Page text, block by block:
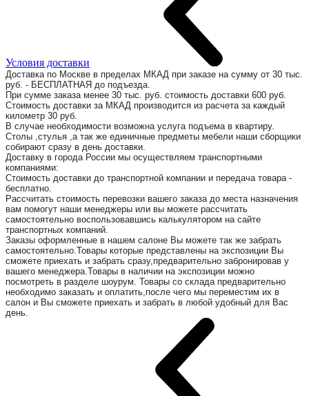
Условия доставки
Доставка по Москве в пределах МКАД при заказе на сумму от 30 тыс.
руб. - БЕСПЛАТНАЯ до подъезда.
При сумме заказа менее 30 тыс. руб. стоимость доставки 600 руб.
Стоимость доставки за МКАД производится из расчета за каждый
километр 30 руб.
В случае необходимости возможна услуга подъема в квартиру.
Столы ,стулья ,а так же единичные предметы мебели наши сборщики
собирают сразу в день доставки.
Доставку в города России мы осуществляем транспортными
компаниями:
Стоимость доставки до транспортной компании и передача товара -
бесплатно.
Рассчитать стоимость перевозки вашего заказа до места назначения
вам помогут наши менеджеры или вы можете рассчитать
самостоятельно воспользовавшись калькулятором на сайте
транспортных компаний.
Заказы оформленные в нашем салоне Вы можете так же забрать
самостоятельно.Товары которые представлены на экспозиции Вы
сможете приехать и забрать сразу,предварительно забронировав у
вашего менеджера.Товары в наличии на экспозиции можно
посмотреть в разделе шоурум. Товары со склада предварительно
необходимо заказать и оплатить,после чего мы переместим их в
салон и Вы сможете приехать и забрать в любой удобный для Вас
день.